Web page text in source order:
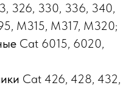
326, 330, 336, 340,
M315, M317, M320;
Cat 6015, 6020,
Cat 426, 428, 432,